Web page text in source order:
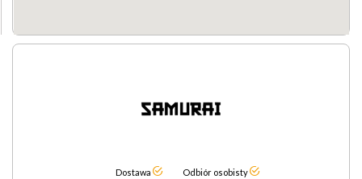
Dostawa Odbiór osobisty